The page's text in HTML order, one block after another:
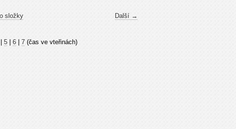
Další →
složky
5| 6| 7(čas ve vteřinách)